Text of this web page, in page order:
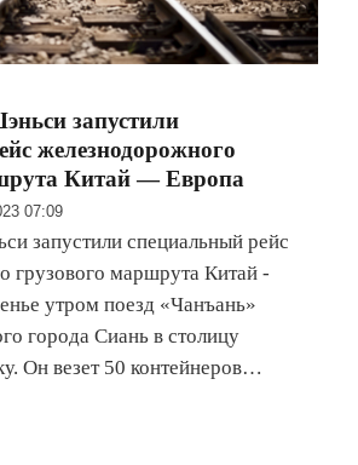
запустили
железнодорожного
Китай — Европа
07:09
запустили специальный рейс
грузового маршрута Китай -
утром поезд «Чанъань»
города Сиань в столицу
Он везет 50 контейнеров…